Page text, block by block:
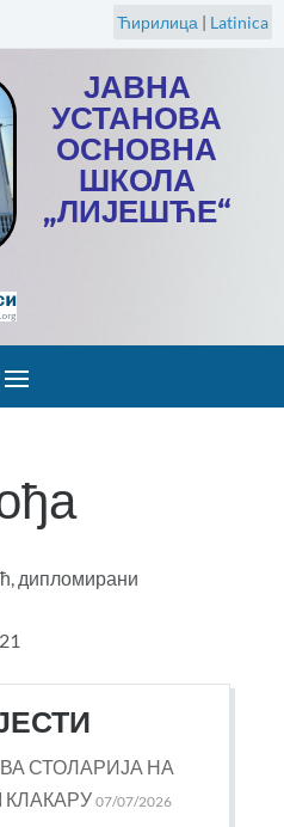
Ћирилица | Latinica
ЈАВНА
УСТАНОВА
ОСНОВНА
ШКОЛА
„ЛИЈЕШЋЕ“
дипломирани
СТОЛАРИЈА НА
07/07/2026